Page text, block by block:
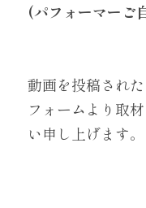
(パフォーマーご
動画を投稿され
フォームより取
い申し上げます。